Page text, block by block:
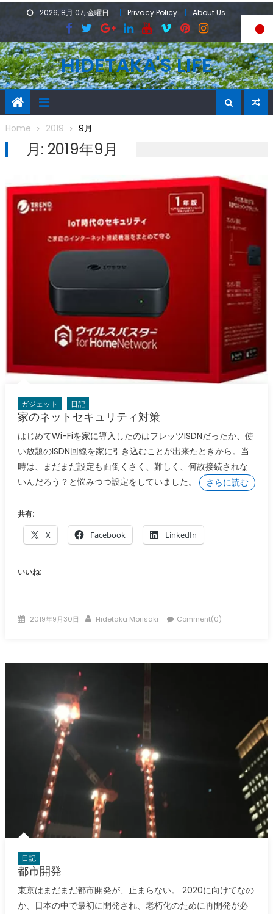
2026, 8月 07, 金曜日 Privacy Policy About Us
HIDETAKA'S LIFE
Home 2019 9月
月: 2019年9月
ガジェット 日記
家のネットセキュリティ対策
はじめてWi-Fiを家に導入したのはフレッツISDNだったか、使
い放題のISDN回線を家に引き込むことが出来たときから。当
時は、まだまだ設定も面倒くさく、難しく、何故接続されな
いんだろう？と悩みつつ設定をしていました。
さらに読む
共有:
X Facebook LinkedIn
いいね:
Posted
2019年9月30日 Author
Hidetaka Morisaki Comment(0)
日記
都市開発
東京はまだまだ都市開発が、止まらない。 2020に向けてなの
か、日本の中で最初に開発され、老朽化のために再開発が必